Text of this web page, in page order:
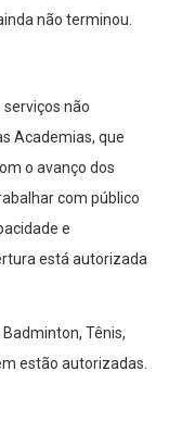
não terminou.
não
Academias, que
o avanço dos
com público
e
está autorizada
Tênis,
estão autorizadas.